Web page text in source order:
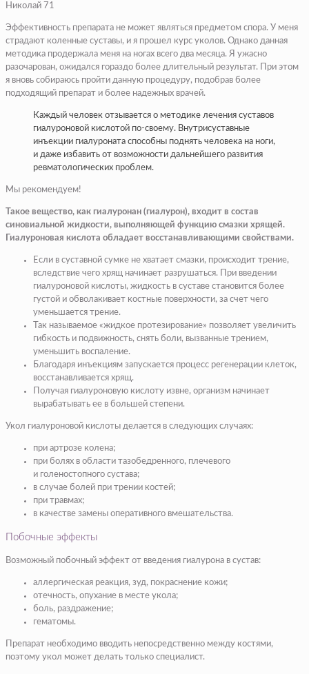
Николай 71
Эффективность препарата не может являться предметом спора. У меня
страдают коленные суставы, и я прошел курс уколов. Однако данная
методика продержала меня на ногах всего два месяца. Я ужасно
разочарован, ожидался гораздо более длительный результат. При этом
я вновь собираюсь пройти данную процедуру, подобрав более
подходящий препарат и более надежных врачей.
Каждый человек отзывается о методике лечения суставов
гиалуроновой кислотой по-своему. Внутрисуставные
инъекции гиалуроната способны поднять человека на ноги,
и даже избавить от возможности дальнейшего развития
ревматологических проблем.
Мы рекомендуем!
Такое вещество, как гиалуронан (гиалурон), входит в состав
синовиальной жидкости, выполняющей функцию смазки хрящей.
Гиалуроновая кислота обладает восстанавливающими свойствами.
Если в суставной сумке не хватает смазки, происходит трение,
вследствие чего хрящ начинает разрушаться. При введении
гиалуроновой кислоты, жидкость в суставе становится более
густой и обволакивает костные поверхности, за счет чего
уменьшается трение.
Так называемое «жидкое протезирование» позволяет увеличить
гибкость и подвижность, снять боли, вызванные трением,
уменьшить воспаление.
Благодаря инъекциям запускается процесс регенерации клеток,
восстанавливается хрящ.
Получая гиалуроновую кислоту извне, организм начинает
вырабатывать ее в большей степени.
Укол гиалуроновой кислоты делается в следующих случаях:
при артрозе колена;
при болях в области тазобедренного, плечевого
и голеностопного сустава;
в случае болей при трении костей;
при травмах;
в качестве замены оперативного вмешательства.
Побочные эффекты
Возможный побочный эффект от введения гиалурона в сустав:
аллергическая реакция, зуд, покраснение кожи;
отечность, опухание в месте укола;
боль, раздражение;
гематомы.
Препарат необходимо вводить непосредственно между костями,
поэтому укол может делать только специалист.